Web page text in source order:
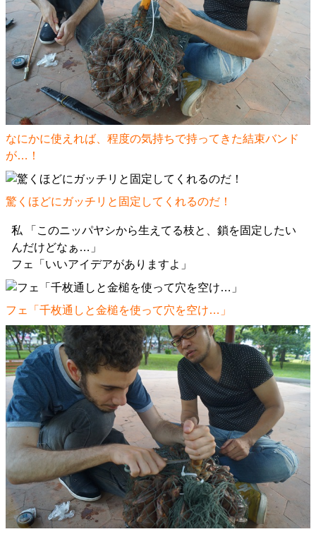
なにかに使えれば、程度の気持ちで持ってきた結束バンド
が…！
驚くほどにガッチリと固定してくれるのだ！
私 「このニッパヤシから生えてる枝と、鎖を固定したい
んだけどなぁ…」
フェ「いいアイデアがありますよ」
フェ「千枚通しと金槌を使って穴を空け…」